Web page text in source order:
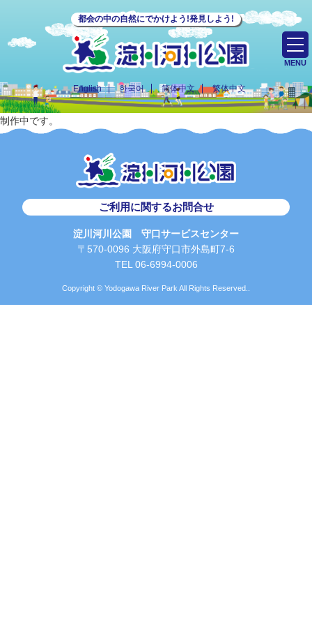
都会の中の自然にでかけよう!発見しよう!
English 한국어 简体中文 繁体中文
MENU
制作中です。
ご利用に関するお問合せ
淀川河川公園 守口サービスセンター
〒570-0096 大阪府守口市外島町7-6
TEL 06-6994-0006
Copyright © Yodogawa River Park All Rights Reserved..